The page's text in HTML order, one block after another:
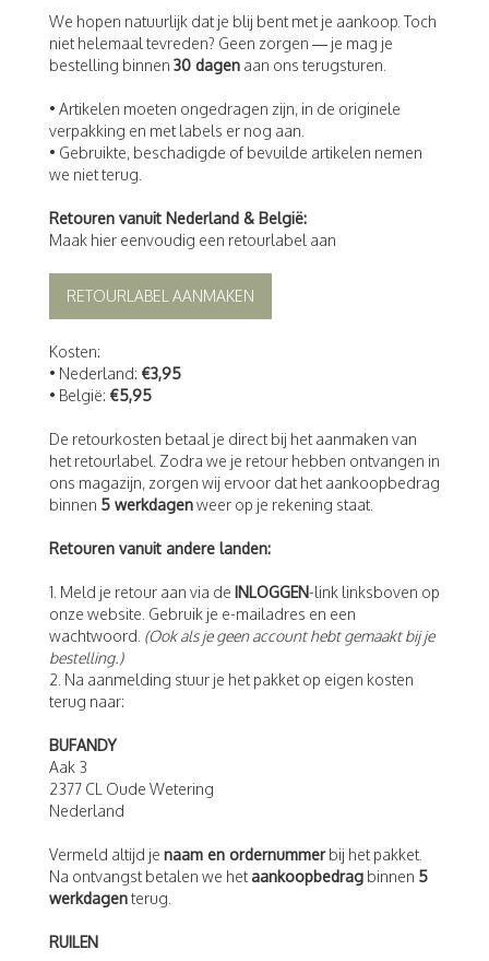
We hopen natuurlijk dat je blij bent met je aankoop. Toch
niet helemaal tevreden? Geen zorgen — je mag je
bestelling binnen 30 dagen aan ons terugsturen.
• Artikelen moeten ongedragen zijn, in de originele
verpakking en met labels er nog aan.
• Gebruikte, beschadigde of bevuilde artikelen nemen
we niet terug.
Retouren vanuit Nederland & België:
Maak hier eenvoudig een retourlabel aan
RETOURLABEL AANMAKEN
Kosten:
• Nederland: €3,95
• België: €5,95
De retourkosten betaal je direct bij het aanmaken van
het retourlabel. Zodra we je retour hebben ontvangen in
ons magazijn, zorgen wij ervoor dat het aankoopbedrag
binnen 5 werkdagenweer op je rekening staat.
Retouren vanuit andere landen:
1. Meld je retour aan via de INLOGGEN-link linksboven op
onze website. Gebruik je e-mailadres en een
wachtwoord. (Ook als je geen account hebt gemaakt bij je
bestelling.)
2. Na aanmelding stuur je het pakket op eigen kosten
terug naar:
BUFANDY
Aak 3
2377 CL Oude Wetering
Nederland
Vermeld altijd je naam en ordernummerbij het pakket.
Na ontvangst betalen we hetaankoopbedrag binnen 5
werkdagenterug.
RUILEN